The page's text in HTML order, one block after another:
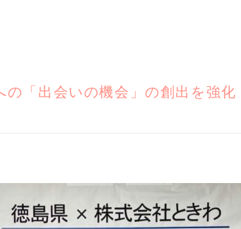
の「出会いの機会」の創出を強化